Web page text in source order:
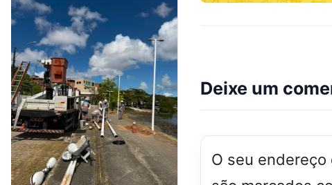
Deixe um
O seu